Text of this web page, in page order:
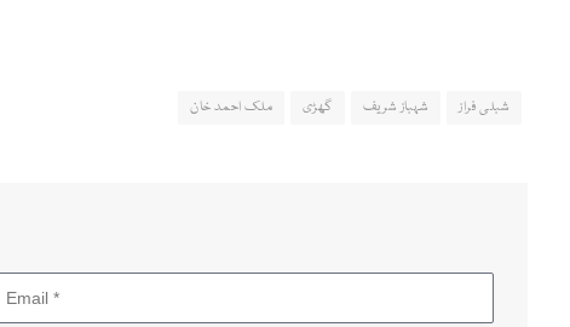
شبلی فراز شہباز شریف گھڑی ملک احمد خان